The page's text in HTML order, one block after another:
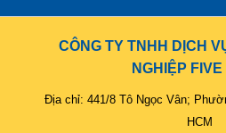
CÔNG TY TNHH DỊCH
NGHIỆP
Địa chỉ: 441/8 Tô Ngọc Vân;
HCM